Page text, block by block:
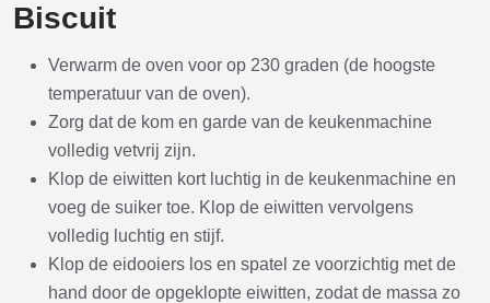
Biscuit
Verwarm de oven voor op 230 graden (de hoogste
temperatuur van de oven).
Zorg dat de kom en garde van de keukenmachine
volledig vetvrij zijn.
Klop de eiwitten kort luchtig in de keukenmachine en
voeg de suiker toe. Klop de eiwitten vervolgens
volledig luchtig en stijf.
Klop de eidooiers los en spatel ze voorzichtig met de
hand door de opgeklopte eiwitten, zodat de massa zo